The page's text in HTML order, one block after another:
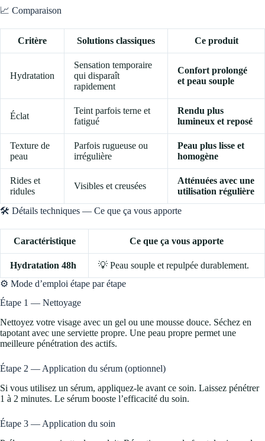
📈 Comparaison
Critère Solutions classiques Ce produit
Hydratation
Sensation temporaire
qui disparaît
rapidement
Confort prolongé
et peau souple
Éclat
Teint parfois terne et
fatigué
Rendu plus
lumineux et reposé
Texture de
peau
Parfois rugueuse ou
irrégulière
Peau plus lisse et
homogène
Rides et
ridules
Visibles et creusées
Atténuées avec une
utilisation régulière
🛠️ Détails techniques — Ce que ça vous apporte
Caractéristique Ce que ça vous apporte
Hydratation 48h
💡 Peau souple et repulpée durablement.
⚙️ Mode d’emploi étape par étape
Étape 1 — Nettoyage
Nettoyez votre visage avec un gel ou une mousse douce. Séchez en
tapotant avec une serviette propre. Une peau propre permet une
meilleure pénétration des actifs.
Étape 2 — Application du sérum (optionnel)
Si vous utilisez un sérum, appliquez-le avant ce soin. Laissez pénétrer
1 à 2 minutes. Le sérum booste l’efficacité du soin.
Étape 3 — Application du soin